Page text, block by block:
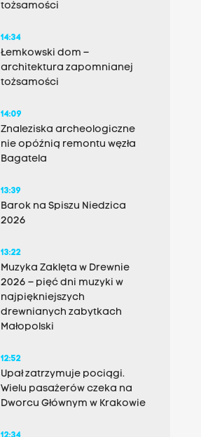
tożsamości
14:34
Łemkowski dom –
architektura zapomnianej
tożsamości
14:09
Znaleziska archeologiczne
nie opóźnią remontu węzła
Bagatela
13:39
Barok na Spiszu Niedzica
2026
13:22
Muzyka Zaklęta w Drewnie
2026 – pięć dni muzyki w
najpiękniejszych
drewnianych zabytkach
Małopolski
12:52
Upał zatrzymuje pociągi.
Wielu pasażerów czeka na
Dworcu Głównym w Krakowie